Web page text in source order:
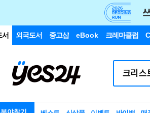
서 외국도서 중고샵 eBook 크레마클럽